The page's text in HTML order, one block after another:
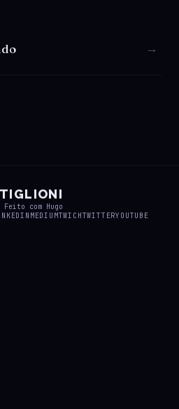
→
Feito com Hugo
MEDIUMTWICHTWITTERYOUTUBE